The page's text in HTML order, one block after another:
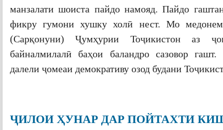
манзалати шоиста пайдо намояд. Пайдо
фикру гумони хушку холӣ нест. Мо
(Сарқонуни) Ҷумҳурии Тоҷикистон аз
байналмилалӣ баҳои баландро сазовор
далели ҷомеаи демокративу озод будани
ҶИЛОИ ҲУНАР ДАР ПОЙТАХТИ